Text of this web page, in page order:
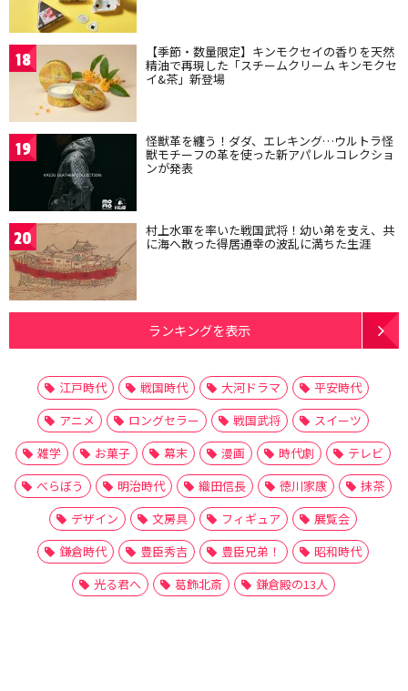
18 【季節・数量限定】キンモクセイの香りを天然
精油で再現した「スチームクリーム キンモクセ
イ&茶」新登場
19 怪獣革を纏う！ダダ、エレキング…ウルトラ怪
獣モチーフの革を使った新アパレルコレクショ
ンが発表
20 村上水軍を率いた戦国武将！幼い弟を支え、共
に海へ散った得居通幸の波乱に満ちた生涯
ランキングを表示
江戸時代 戦国時代 大河ドラマ
平安時代
アニメ
ロングセラー 戦国武将
スイーツ
雑学
お菓子 幕末 漫画 時代劇
テレビ
べらぼう
明治時代 織田信長 徳川家康
抹茶
デザイン
文房具 フィギュア
展覧会
鎌倉時代
豊臣秀吉 豊臣兄弟！
昭和時代
光る君へ
葛飾北斎 鎌倉殿の13人